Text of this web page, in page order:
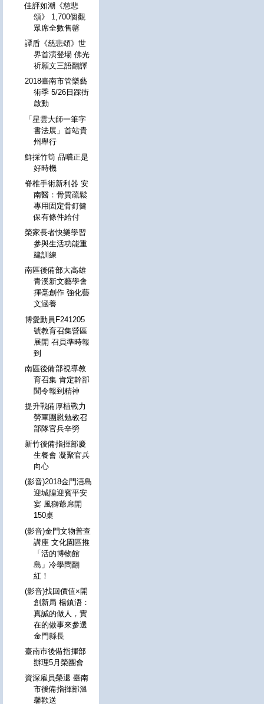
佳評如潮《慈悲
頌》 1,700個觀
眾席全數售罄
譚盾《慈悲頌》世
界首演登場 佛光
祈願文三語翻譯
2018臺南市管樂藝
術季 5/26日踩街
啟動
「星雲大師一筆字
書法展」首站貴
州舉行
鮮採竹筍 品嚐正是
好時機
脊椎手術新利器 安
南醫：骨質疏鬆
專用固定骨釘健
保有條件給付
榮家長者快樂學習
參與生活功能重
建訓練
南區後備部大高雄
青溪新文藝學會
揮毫創作 強化藝
文涵養
博愛動員F241205
號教育召集營區
展開 召員準時報
到
南區後備部視導教
育召集 肯定幹部
聞令報到精神
提升戰備厚植戰力
勞軍團慰勉教召
部隊官兵辛勞
新竹後備指揮部慶
生餐會 凝聚官兵
向心
(影音)2018金門浯島
迎城隍迎賓平安
宴 風獅爺席開
150桌
(影音)金門文物普查
講座 文化園區推
「活的博物館
島」冷學問翻
紅！
(影音)找回價值×開
創新局 楊鎮浯：
真誠的做人，實
在的做事來參選
金門縣長
臺南市後備指揮部
辦理5月榮團會
資深雇員榮退 臺南
市後備指揮部溫
馨歡送